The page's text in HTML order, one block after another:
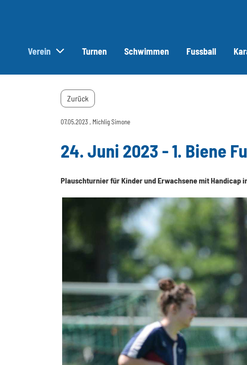
Verein Turnen Schwimmen Fussball
Zurück
07.05.2023 , Michlig Simone
24. Juni 2023 - 1. Biene
Plauschturnier für Kinder und Erwachsene mit Handicap